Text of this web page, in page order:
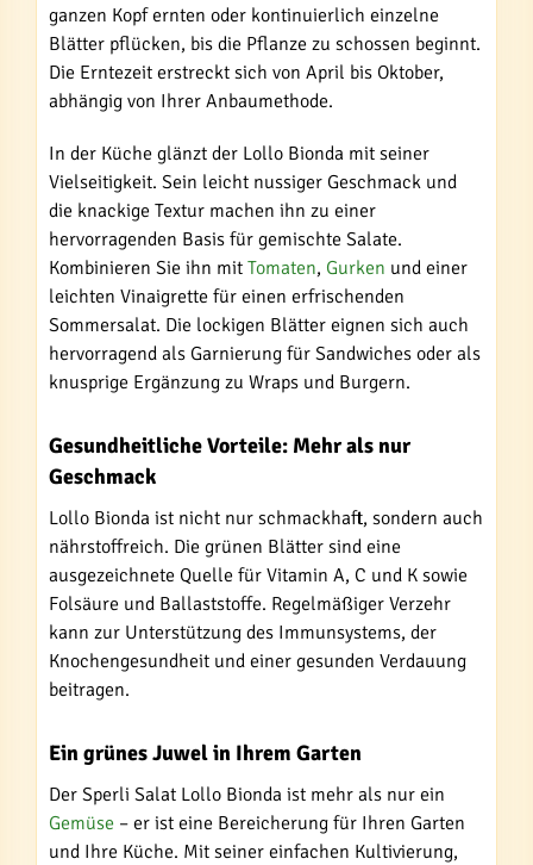
ganzen Kopf ernten oder kontinuierlich einzelne
Blätter pflücken, bis die Pflanze zu schossen beginnt.
Die Erntezeit erstreckt sich von April bis Oktober,
abhängig von Ihrer Anbaumethode.
In der Küche glänzt der Lollo Bionda mit seiner
Vielseitigkeit. Sein leicht nussiger Geschmack und
die knackige Textur machen ihn zu einer
hervorragenden Basis für gemischte Salate.
Kombinieren Sie ihn mit Tomaten, Gurken und einer
leichten Vinaigrette für einen erfrischenden
Sommersalat. Die lockigen Blätter eignen sich auch
hervorragend als Garnierung für Sandwiches oder als
knusprige Ergänzung zu Wraps und Burgern.
Gesundheitliche Vorteile: Mehr als nur
Geschmack
Lollo Bionda ist nicht nur schmackhaft, sondern auch
nährstoffreich. Die grünen Blätter sind eine
ausgezeichnete Quelle für Vitamin A, C und K sowie
Folsäure und Ballaststoffe. Regelmäßiger Verzehr
kann zur Unterstützung des Immunsystems, der
Knochengesundheit und einer gesunden Verdauung
beitragen.
Ein grünes Juwel in Ihrem Garten
Der Sperli Salat Lollo Bionda ist mehr als nur ein
Gemüse – er ist eine Bereicherung für Ihren Garten
und Ihre Küche. Mit seiner einfachen Kultivierung,